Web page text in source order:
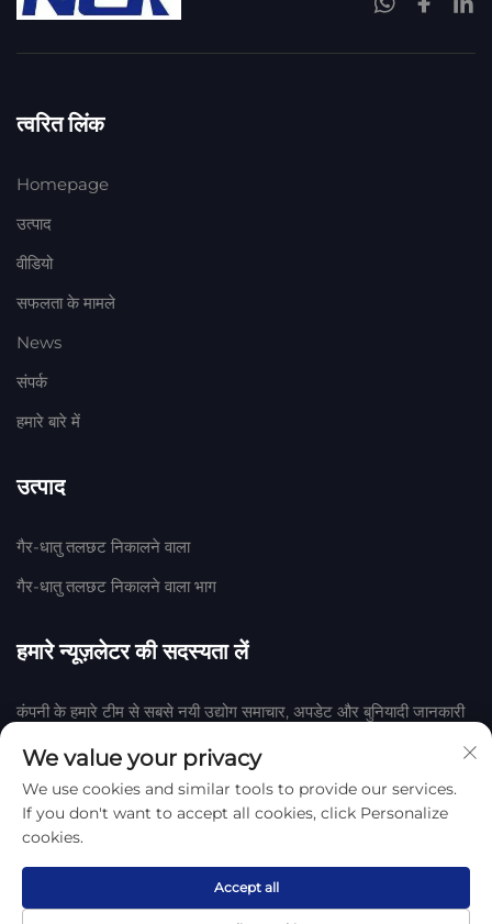
त्वरित लिंक
Homepage
उत्पाद
वीडियो
सफलता के मामले
News
संपर्क
हमारे बारे में
उत्पाद
गैर-धातु तलछट निकालने वाला
गैर-धातु तलछट निकालने वाला भाग
हमारे न्यूज़लेटर की सदस्यता लें
कंपनी के हमारे टीम से सबसे नयी उद्योग समाचार, अपडेट और बुनियादी जानकारी
सदस्यता लें
नीति
We value your privacy
We use cookies and similar tools to provide our services.
If you don't want to accept all cookies, click Personalize
cookies.
Accept all